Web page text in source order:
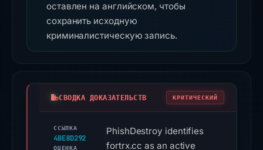
оставлен на английском, чтобы
сохранить исходную
криминалистическую запись.
СВОДКА ДОКАЗАТЕЛЬСТВ КРИТИЧЕСКИЙ
ССЫЛКА
4BE8D292
ОЦЕНКА
PhishDestroy identifies
fortrx.cc as an active